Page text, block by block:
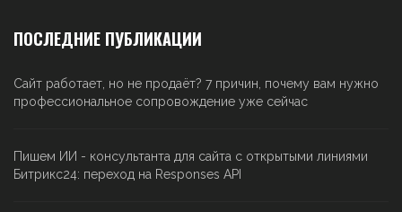
ПОСЛЕДНИЕ ПУБЛИКАЦИИ
Сайт работает, но не продаёт? 7 причин, почему вам нужно
профессиональное сопровождение уже сейчас
Пишем ИИ - консультанта для сайта с открытыми линиями
Битрикс24: переход на Responses API